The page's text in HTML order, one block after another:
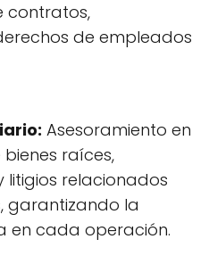
contratos,
de empleados
Asesoramiento en
raíces,
relacionados
garantizando la
en cada operación.